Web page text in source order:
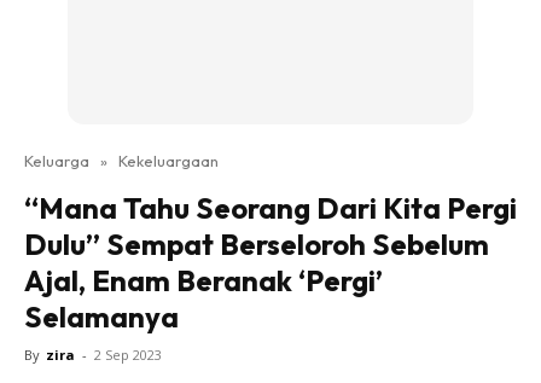
Keluarga » Kekeluargaan
“Mana Tahu Seorang Dari Kita Pergi
Dulu” Sempat Berseloroh Sebelum
Ajal, Enam Beranak ‘Pergi’
Selamanya
By zira - 2 Sep 2023